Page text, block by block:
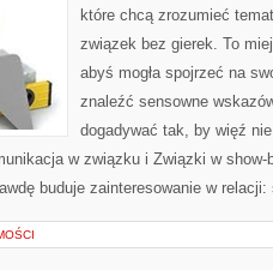
które chcą zrozumieć
związek bez gierek. To
abyś mogła spojrzeć na
znaleźć sensowne
dogadywać tak, by więź
w związku i Związki w
buduje zainteresowanie w